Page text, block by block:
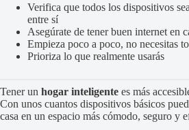
Verifica que todos los dispositivos
entre sí
Asegúrate de tener buen internet en
Empieza poco a poco, no necesitas
Prioriza lo que realmente usarás
Tener un hogar inteligente es más
Con unos cuantos dispositivos básicos
casa en un espacio más cómodo, seguro y